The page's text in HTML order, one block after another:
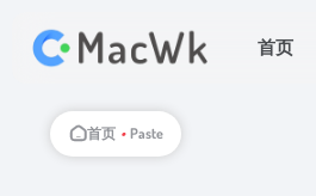
首页
首页 • Paste